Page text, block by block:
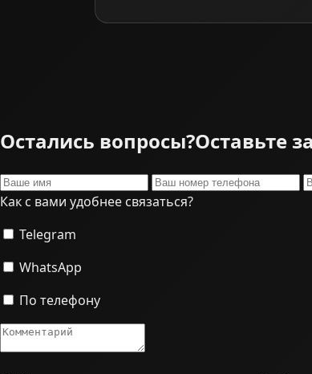
Остались вопросы?Оставьте
Как с вами удобнее связаться?
Telegram
WhatsApp
По телефону